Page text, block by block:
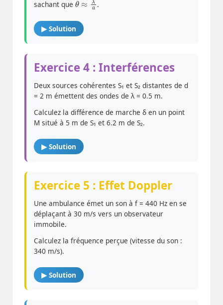
sachant que .
▶ Solution
Exercice 4 : Interférences
Deux sources cohérentes S₁ et S₂ distantes de d
= 2 m émettent des ondes de λ = 0.5 m.
Calculez la différence de marche δ en un point
M situé à 5 m de S₁ et 6.2 m de S₂.
▶ Solution
Exercice 5 : Effet Doppler
Une ambulance émet un son à f = 440 Hz en se
déplaçant à 30 m/s vers un observateur
immobile.
Calculez la fréquence perçue (vitesse du son :
340 m/s).
▶ Solution